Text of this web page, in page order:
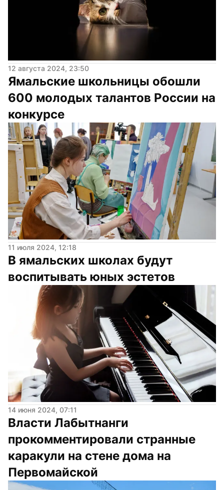
12 августа 2024, 23:50
Ямальские школьницы обошли
600 молодых талантов России на
конкурсе
11 июля 2024, 12:18
В ямальских школах будут
воспитывать юных эстетов
14 июня 2024, 07:11
Власти Лабытнанги
прокомментировали странные
каракули на стене дома на
Первомайской